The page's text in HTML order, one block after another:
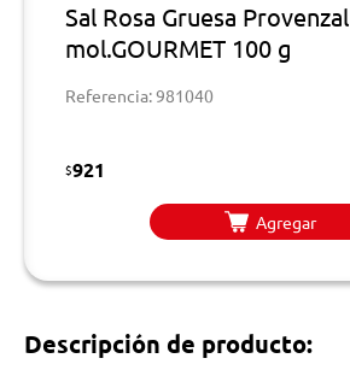
Sal Rosa Gruesa Provenzal
mol.GOURMET 100 g
Referencia: 981040
$921
Agregar
Descripción de producto: